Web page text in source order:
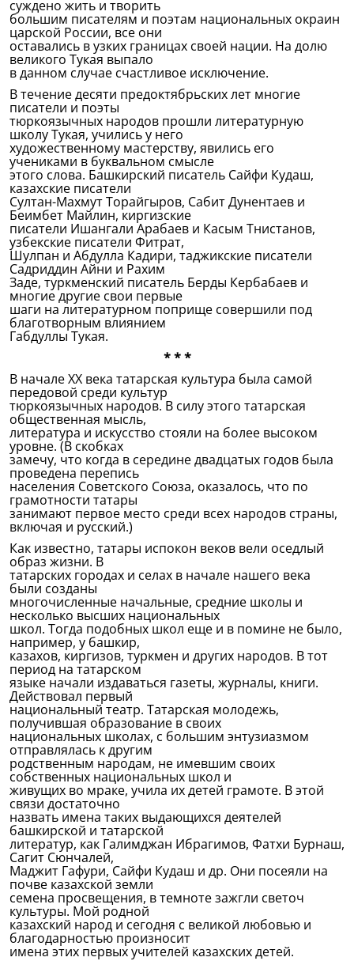
суждено жить и творить
большим писателям и поэтам национальных окраин
царской России, все они
оставались в узких границах своей нации. На долю
великого Тукая выпало
в данном случае счастливое исключение.
В течение десяти предоктябрьских лет многие
писатели и поэты
тюркоязычных народов прошли литературную
школу Тукая, учились у него
художественному мастерству, явились его
учениками в буквальном смысле
этого слова. Башкирский писатель Сайфи Кудаш,
казахские писатели
Султан-Махмут Торайгыров, Сабит Дунентаев и
Беимбет Майлин, киргизские
писатели Ишангали Арабаев и Касым Тнистанов,
узбекские писатели Фитрат,
Шулпан и Абдулла Кадири, таджикские писатели
Садриддин Айни и Рахим
Заде, туркменский писатель Берды Кербабаев и
многие другие свои первые
шаги на литературном поприще совершили под
благотворным влиянием
Габдуллы Тукая.
* * *
В начале ХХ века татарская культура была самой
передовой среди культур
тюркоязычных народов. В силу этого татарская
общественная мысль,
литература и искусство стояли на более высоком
уровне. (В скобках
замечу, что когда в середине двадцатых годов была
проведена перепись
населения Советского Союза, оказалось, что по
грамотности татары
занимают первое место среди всех народов страны,
включая и русский.)
Как известно, татары испокон веков вели оседлый
образ жизни. В
татарских городах и селах в начале нашего века
были созданы
многочисленные начальные, средние школы и
несколько высших национальных
школ. Тогда подобных школ еще и в помине не было,
например, у башкир,
казахов, киргизов, туркмен и других народов. В тот
период на татарском
языке начали издаваться газеты, журналы, книги.
Действовал первый
национальный театр. Татарская молодежь,
получившая образование в своих
национальных школах, с большим энтузиазмом
отправлялась к другим
родственным народам, не имевшим своих
собственных национальных школ и
живущих во мраке, учила их детей грамоте. В этой
связи достаточно
назвать имена таких выдающихся деятелей
башкирской и татарской
литератур, как Галимджан Ибрагимов, Фатхи Бурнаш,
Сагит Сюнчалей,
Маджит Гафури, Сайфи Кудаш и др. Они посеяли на
почве казахской земли
семена просвещения, в темноте зажгли светоч
культуры. Мой родной
казахский народ и сегодня с великой любовью и
благодарностью произносит
имена этих первых учителей казахских детей.